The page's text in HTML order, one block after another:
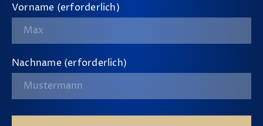
Vorname (erforderlich)
Nachname (erforderlich)